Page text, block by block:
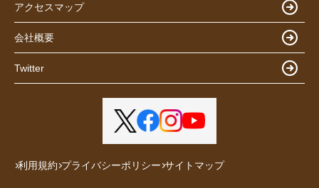
アクセスマップ
会社概要
Twitter
利用規約 プライバシーポリシー サイトマップ